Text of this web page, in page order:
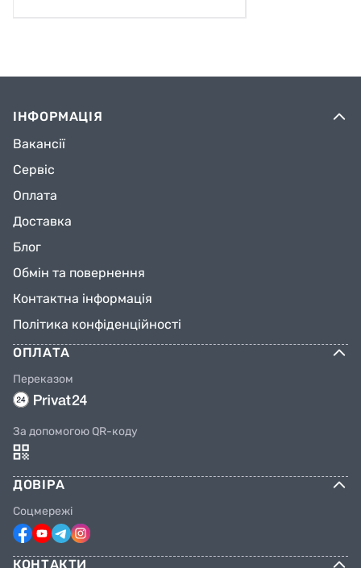
ІНФОРМАЦІЯ
Вакансії
Сервіс
Оплата
Доставка
Блог
Обмін та повернення
Контактна інформація
Політика конфіденційності
ОПЛАТА
Переказом
За допомогою QR-коду
ДОВІРА
Соцмережі
КОНТАКТИ